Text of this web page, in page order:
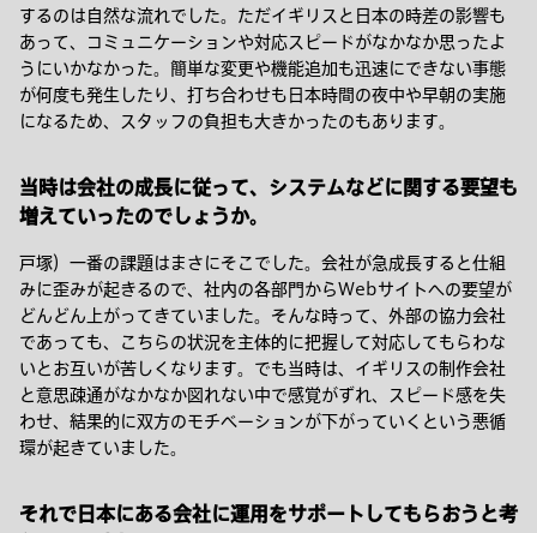
するのは自然な流れでした。ただイギリスと日本の時差の影響も
あって、コミュニケーションや対応スピードがなかなか思ったよ
うにいかなかった。簡単な変更や機能追加も迅速にできない事態
が何度も発生したり、打ち合わせも日本時間の夜中や早朝の実施
になるため、スタッフの負担も大きかったのもあります。
当時は会社の成長に従って、システムなどに関する要望も
増えていったのでしょうか。
戸塚）一番の課題はまさにそこでした。会社が急成長すると仕組
みに歪みが起きるので、社内の各部門からWebサイトへの要望が
どんどん上がってきていました。そんな時って、外部の協力会社
であっても、こちらの状況を主体的に把握して対応してもらわな
いとお互いが苦しくなります。でも当時は、イギリスの制作会社
と意思疎通がなかなか図れない中で感覚がずれ、スピード感を失
わせ、結果的に双方のモチベーションが下がっていくという悪循
環が起きていました。
それで日本にある会社に運用をサポートしてもらおうと考